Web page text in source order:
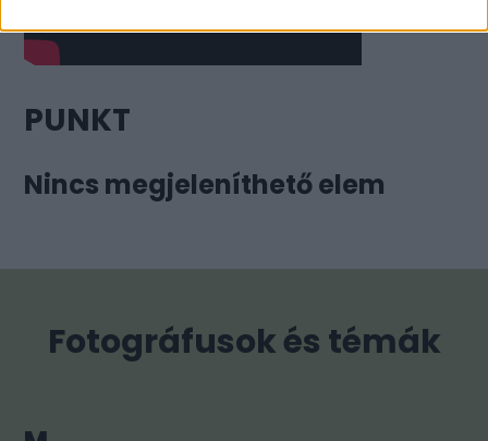
PUNKT
Nincs megjeleníthető elem
Fotográfusok és témák